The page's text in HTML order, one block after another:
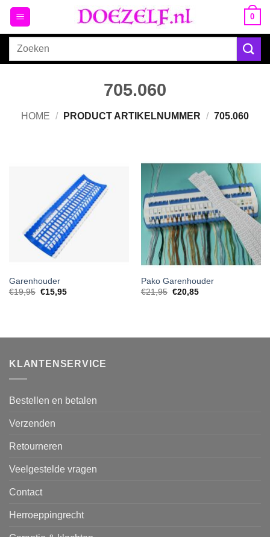
Ga
naar
inhoud
0
Zoeken
705.060
HOME / PRODUCT ARTIKELNUMMER / 705.060
Garenhouder
€19,95 Oorspronkelijke
€15,95Huidige
Pako Garenhouder
€21,95 €20,85
KLANTENSERVICE
Bestellen en betalen
Verzenden
Retourneren
Veelgestelde vragen
Contact
Herroeppingrecht